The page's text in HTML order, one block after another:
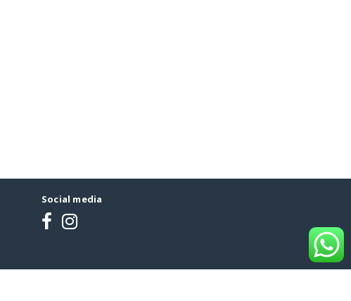
Social media